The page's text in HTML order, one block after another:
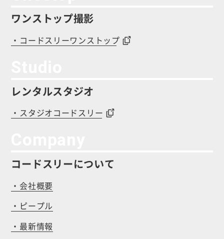
ワンストップ撮影
・コードスリーワンストップ
レンタルスタジオ
・スタジオコードスリー
コードスリーについて
・会社概要
・ピープル
・最新情報